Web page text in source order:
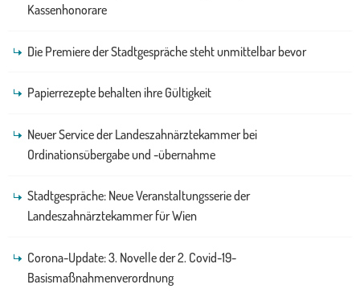
Kassenhonorare
Die Premiere der Stadtgespräche steht unmittelbar bevor
Papierrezepte behalten ihre Gültigkeit
Neuer Service der Landeszahnärztekammer bei
Ordinationsübergabe und -übernahme
Stadtgespräche: Neue Veranstaltungsserie der
Landeszahnärztekammer für Wien
Corona-Update: 3. Novelle der 2. Covid-19-
Basismaßnahmenverordnung